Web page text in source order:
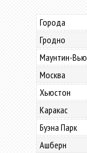
Города
Гродно
Маунтин-Вью
Москва
Хьюстон
Каракас
Буэна Парк
Ашберн